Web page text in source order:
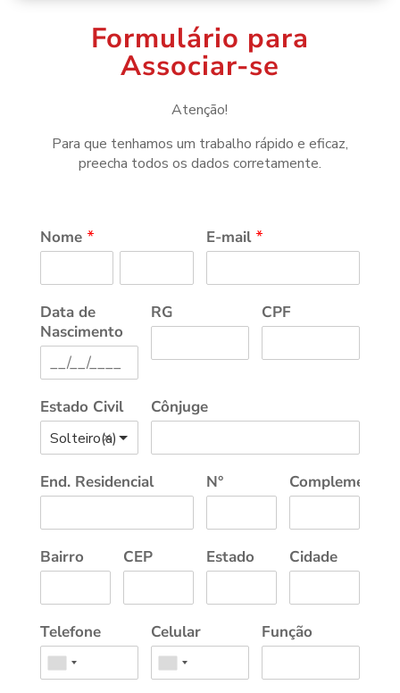
Formulário para
Associar-se
Atenção!
Para que tenhamos um trabalho rápido e eficaz,
preecha todos os dados corretamente.
Nome * E-mail *
Data de
Nascimento
RG CPF
Estado Civil
Solteiro(a)
Cônjuge
End. Residencial N° Complemento
Bairro CEP Estado Cidade
Telefone Celular Função